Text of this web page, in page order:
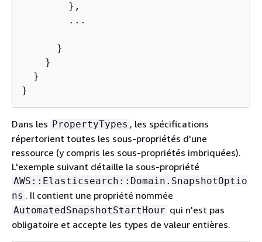
        },
        ...
      }
    }
  }
}
Dans les PropertyTypes , les spécifications
répertorient toutes les sous-propriétés d'une
ressource (y compris les sous-propriétés imbriquées).
L'exemple suivant détaille la sous-propriété
AWS::Elasticsearch::Domain.SnapshotOptio
ns . Il contient une propriété nommée
AutomatedSnapshotStartHour qui n'est pas
obligatoire et accepte les types de valeur entières.